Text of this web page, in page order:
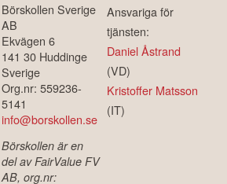
Börskollen Sverige
AB
Ekvägen 6
141 30 Huddinge
Sverige
Org.nr: 559236-
5141
info@borskollen.se
Börskollen är en
del av FairValue FV
AB, org.nr:
Ansvariga för
tjänsten:
Daniel Åstrand
(VD)
Kristoffer Matsson
(IT)